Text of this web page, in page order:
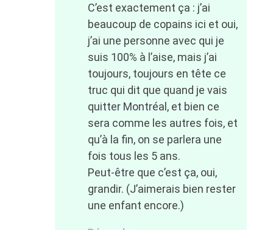
C’est exactement ça : j’ai
beaucoup de copains ici et oui,
j’ai une personne avec qui je
suis 100% à l’aise, mais j’ai
toujours, toujours en tête ce
truc qui dit que quand je vais
quitter Montréal, et bien ce
sera comme les autres fois, et
qu’à la fin, on se parlera une
fois tous les 5 ans.
Peut-être que c’est ça, oui,
grandir. (J’aimerais bien rester
une enfant encore.)